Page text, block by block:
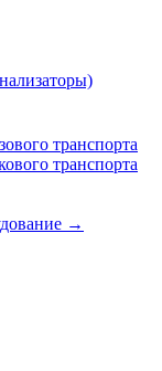
транспорта
транспорта
→